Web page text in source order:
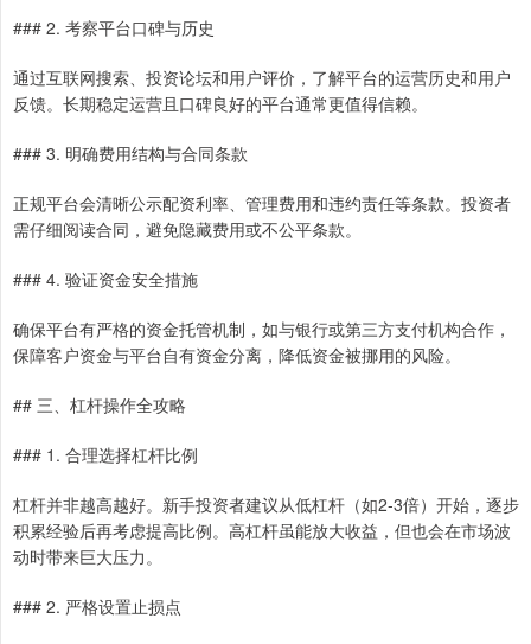
### 2. 考察平台口碑与历史
通过互联网搜索、投资论坛和用户评价，了解平台的运营历史和用户
反馈。长期稳定运营且口碑良好的平台通常更值得信赖。
### 3. 明确费用结构与合同条款
正规平台会清晰公示配资利率、管理费用和违约责任等条款。投资者
需仔细阅读合同，避免隐藏费用或不公平条款。
### 4. 验证资金安全措施
确保平台有严格的资金托管机制，如与银行或第三方支付机构合作，
保障客户资金与平台自有资金分离，降低资金被挪用的风险。
## 三、杠杆操作全攻略
### 1. 合理选择杠杆比例
杠杆并非越高越好。新手投资者建议从低杠杆（如2-3倍）开始，逐步
积累经验后再考虑提高比例。高杠杆虽能放大收益，但也会在市场波
动时带来巨大压力。
### 2. 严格设置止损点